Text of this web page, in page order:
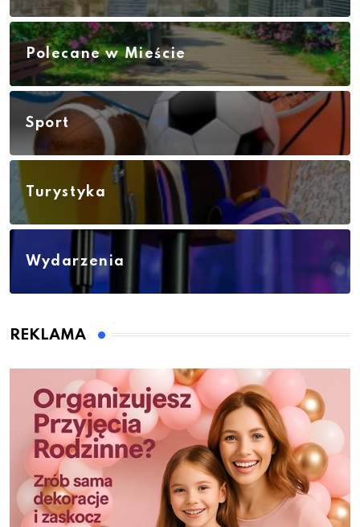
Polecane w Mieście
Sport
Turystyka
Wydarzenia
REKLAMA